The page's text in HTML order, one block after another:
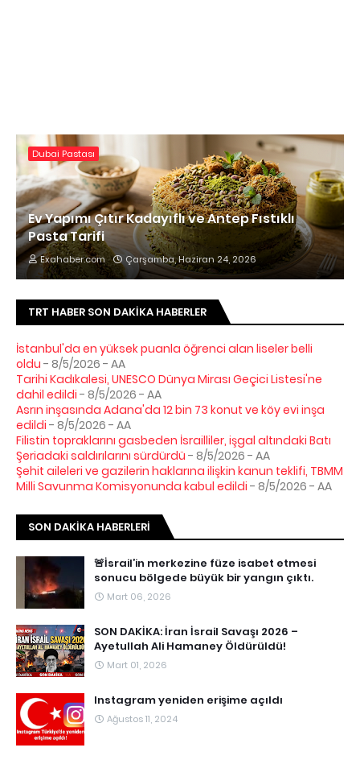
Dubai Pastası
Ev Yapımı Çıtır Kadayıflı ve Antep Fıstıklı
Pasta Tarifi
Exahaber.com Çarşamba, Haziran 24, 2026
TRT HABER SON DAKIKA HABERLER
İstanbul'da en yüksek puanla öğrenci alan liseler belli
oldu - 8/5/2026 - AA
Tarihi Kadıkalesi, UNESCO Dünya Mirası Geçici Listesi'ne
dahil edildi - 8/5/2026 - AA
Asrın inşasında Adana'da 12 bin 73 konut ve köy evi inşa
edildi - 8/5/2026 - AA
Filistin topraklarını gasbeden İsrailliler, işgal altındaki Batı
Şeriadaki saldırılarını sürdürdü - 8/5/2026 - AA
Şehit aileleri ve gazilerin haklarına ilişkin kanun teklifi, TBMM
Milli Savunma Komisyonunda kabul edildi - 8/5/2026 - AA
SON DAKIKA HABERLERI
🚨İsrail’in merkezine füze isabet etmesi
sonucu bölgede büyük bir yangın çıktı.
Mart 06, 2026
SON DAKİKA: İran İsrail Savaşı 2026 –
Ayetullah Ali Hamaney Öldürüldü!
Mart 01, 2026
Instagram yeniden erişime açıldı
Ağustos 11, 2024